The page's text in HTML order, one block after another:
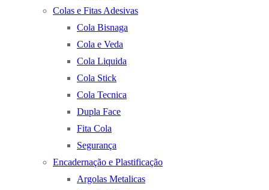
Colas e Fitas Adesivas
Cola Bisnaga
Cola e Veda
Cola Liquida
Cola Stick
Cola Tecnica
Dupla Face
Fita Cola
Segurança
Encadernação e Plastificação
Argolas Metalicas